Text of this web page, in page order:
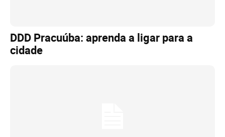
DDD Pracuúba: aprenda a ligar para a
cidade